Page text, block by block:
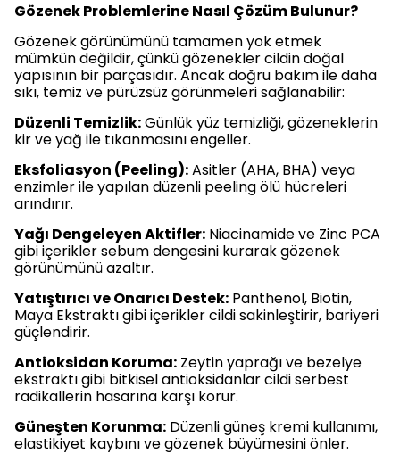
Gözenek Problemlerine Nasıl Çözüm Bulunur?
Gözenek görünümünü tamamen yok etmek
mümkün değildir, çünkü gözenekler cildin doğal
yapısının bir parçasıdır. Ancak doğru bakım ile daha
sıkı, temiz ve pürüzsüz görünmeleri sağlanabilir:
Düzenli Temizlik:Günlük yüz temizliği, gözeneklerin
kir ve yağ ile tıkanmasını engeller.
Eksfoliasyon (Peeling):Asitler (AHA, BHA) veya
enzimler ile yapılan düzenli peeling ölü hücreleri
arındırır.
Yağı Dengeleyen Aktifler: Niacinamide ve Zinc PCA
gibi içerikler sebum dengesini kurarak gözenek
görünümünü azaltır.
Yatıştırıcı ve Onarıcı Destek: Panthenol, Biotin,
Maya Ekstraktı gibi içerikler cildi sakinleştirir, bariyeri
güçlendirir.
Antioksidan Koruma: Zeytin yaprağı ve bezelye
ekstraktı gibi bitkisel antioksidanlar cildi serbest
radikallerin hasarına karşı korur.
Güneşten Korunma: Düzenli güneş kremi kullanımı,
elastikiyet kaybını ve gözenek büyümesini önler.